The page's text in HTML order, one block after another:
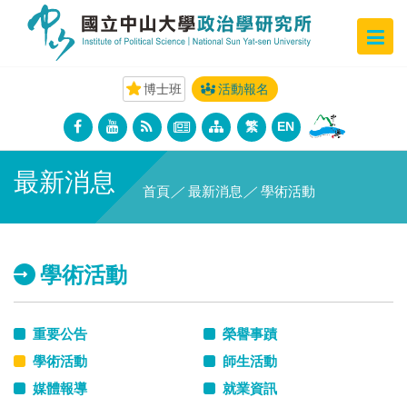
博士班 活動報名
繁 EN
最新消息 首頁 ／ 最新消息 ／ 學術活動
學術活動
重要公告
榮譽事蹟
學術活動
師生活動
媒體報導
就業資訊